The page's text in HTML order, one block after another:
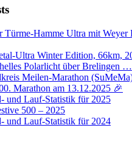
Türme-Hamme Ultra mit Weyer
Ultra Winter Edition, 66km,
Polarlicht über Brelingen …
Meilen-Marathon
Marathon am 13.12.2025 🎉
und Lauf-Statistik für 2025
500 – 2025
und Lauf-Statistik für 2024